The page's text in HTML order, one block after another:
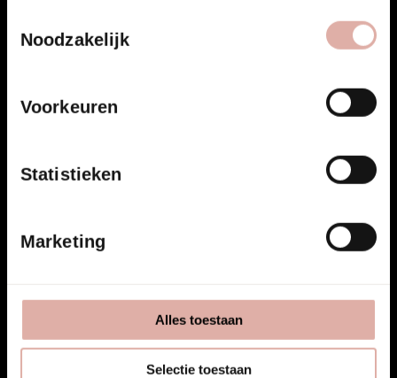
Noodzakelijk
Voorkeuren
Statistieken
Marketing
Alles toestaan
Selectie toestaan